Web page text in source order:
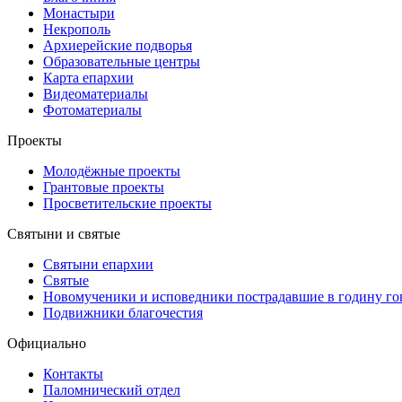
Монастыри
Некрополь
Архиерейские подворья
Образовательные центры
Карта епархии
Видеоматериалы
Фотоматериалы
Проекты
Молодёжные проекты
Грантовые проекты
Просветительские проекты
Святыни и святые
Святыни епархии
Святые
Новомученики и исповедники пострадавшие в годину
Подвижники благочестия
Официально
Контакты
Паломнический отдел